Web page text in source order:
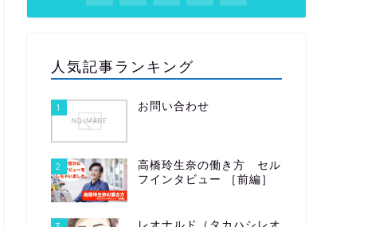
人気記事ランキング
1 お問い合わせ
2
高橋玲生奈の働き方 セル
フインタビュー ［前編］